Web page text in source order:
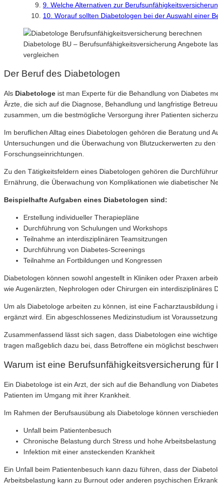
9. Welche Alternativen zur
10. Worauf sollten Diabetologen bei der Auswahl einer
Diabetologe BU – Berufsunfähigkeitsversicherung Angebote
vergleichen
Der Beruf des Diabetologen
Als Diabetologe ist man Experte für die Behandlung von Diabetes
Ärzte, die sich auf die Diagnose, Behandlung und langfristige
zusammen, um die bestmögliche Versorgung ihrer Patienten
Im beruflichen Alltag eines Diabetologen gehören die Beratung und
Untersuchungen und die Überwachung von Blutzuckerwerten zu
Forschungseinrichtungen.
Zu den Tätigkeitsfeldern eines Diabetologen gehören die
Ernährung, die Überwachung von Komplikationen wie diabetischer
Beispielhafte Aufgaben eines Diabetologen sind:
Erstellung individueller Therapiepläne
Durchführung von Schulungen und Workshops
Teilnahme an interdisziplinären Teamsitzungen
Durchführung von Diabetes-Screenings
Teilnahme an Fortbildungen und Kongressen
Diabetologen können sowohl angestellt in Kliniken oder Praxen
wie Augenärzten, Nephrologen oder Chirurgen ein interdisziplinäres
Um als Diabetologe arbeiten zu können, ist eine
ergänzt wird. Ein abgeschlossenes Medizinstudium ist
Zusammenfassend lässt sich sagen, dass Diabetologen eine
tragen maßgeblich dazu bei, dass Betroffene ein möglichst
Warum ist eine Berufsunfähigkeitsversicherung
Ein Diabetologe ist ein Arzt, der sich auf die Behandlung von
Patienten im Umgang mit ihrer Krankheit.
Im Rahmen der Berufsausübung als Diabetologe können
Unfall beim Patientenbesuch
Chronische Belastung durch Stress und hohe Arbeitsbelastung
Infektion mit einer ansteckenden Krankheit
Ein Unfall beim Patientenbesuch kann dazu führen, dass der
Arbeitsbelastung kann zu Burnout oder anderen psychischen